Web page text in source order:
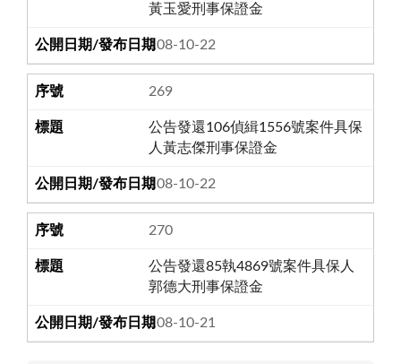
黃玉愛刑事保證金
108-10-22
269
公告發還106偵緝1556號案件具保
人黃志傑刑事保證金
108-10-22
270
公告發還85執4869號案件具保人
郭德大刑事保證金
108-10-21